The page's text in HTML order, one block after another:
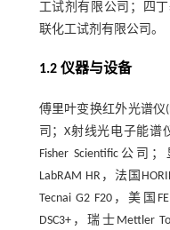
工试剂有限公司；四
联化工试剂有限公司。
1.2 仪器与设备
傅里叶变换红外光谱仪
司；X射线光电子能谱仪
Fisher Scientific公司
LabRAM HR，法国
Tecnai G2 F20，美国
DSC3+，瑞士Mettler